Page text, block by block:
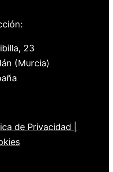
23
(Murcia)
de Privacidad |